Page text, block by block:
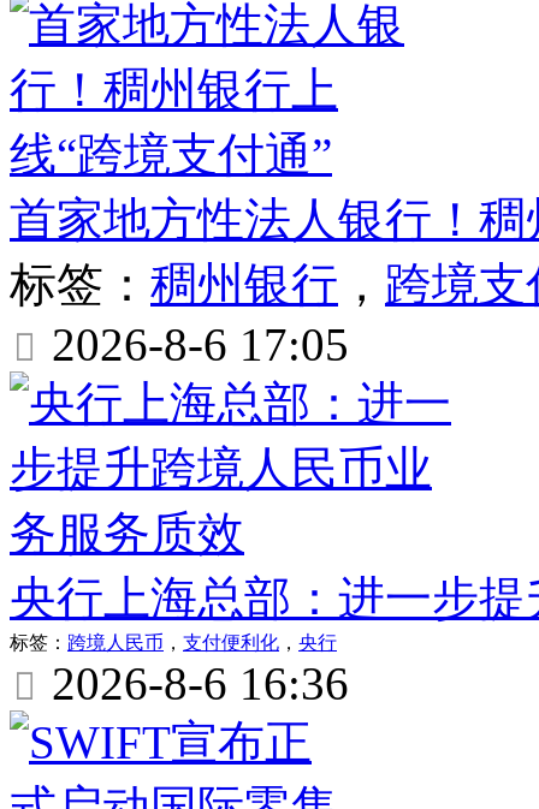
首家地方性法人银行！
标签： 稠州银行 ， 跨境支
 2026-8-6 17:05
央行上海总部：进一步
标签： 跨境人民币 ， 支付便利化 ， 央行
 2026-8-6 16:36